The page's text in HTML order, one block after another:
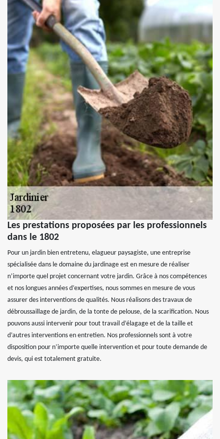
Les prestations proposées par les professionnels
dans le 1802
Pour un jardin bien entretenu, elagueur paysagiste, une entreprise
spécialisée dans le domaine du jardinage est en mesure de réaliser
n’importe quel projet concernant votre jardin. Grâce à nos compétences
et nos longues années d’expertises, nous sommes en mesure de vous
assurer des interventions de qualités. Nous réalisons des travaux de
débroussaillage de jardin, de la tonte de pelouse, de la scarification. Nous
pouvons aussi intervenir pour tout travail d’élagage et de la taille et
d’autres interventions en entretien. Nos professionnels sont à votre
disposition pour n’importe quelle intervention et pour toute demande de
devis, qui est totalement gratuite.